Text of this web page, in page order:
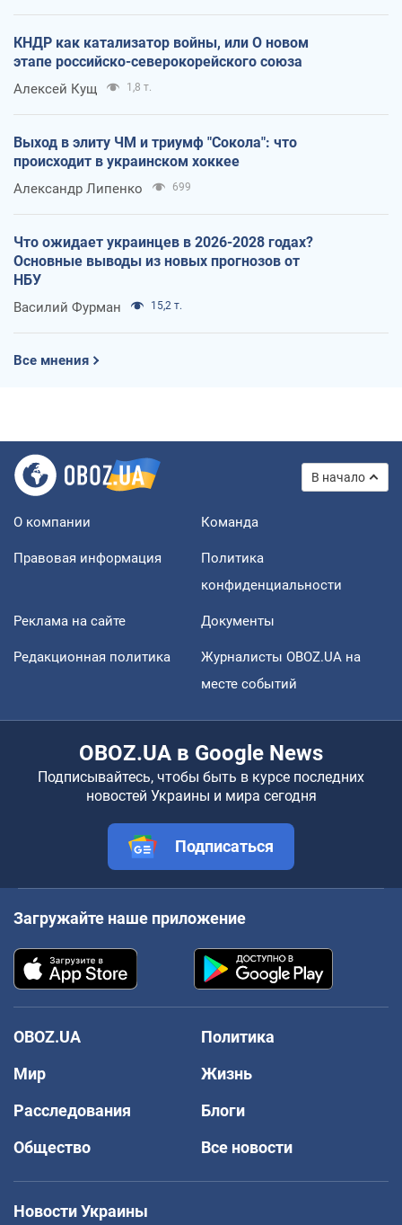
КНДР как катализатор войны, или О новом
этапе российско-северокорейского союза
Алексей Кущ 1,8 т.
Выход в элиту ЧМ и триумф "Сокола": что
происходит в украинском хоккее
Александр Липенко 699
Что ожидает украинцев в 2026-2028 годах?
Основные выводы из новых прогнозов от
НБУ
Василий Фурман 15,2 т.
Все мнения
В начало
О компании Команда
Правовая информация
Политика
конфиденциальности
Реклама на сайте Документы
Редакционная политика
Журналисты OBOZ.UA на
месте событий
OBOZ.UA в Google News
Подписывайтесь, чтобы быть в курсе последних
новостей Украины и мира сегодня
Подписаться
Загружайте наше приложение
OBOZ.UA
Политика
Мир
Жизнь
Расследования
Блоги
Общество
Все новости
Новости Украины